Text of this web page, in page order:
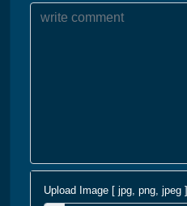
Upload Image [ jpg, png, jpeg ]